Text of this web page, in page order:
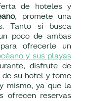
de hoteles y
, promete una
Tanto si busca
poco de ambas
ofrecerle un
y sus playas
disfrute de
su hotel y tome
mismo, ya que la
ofrecen reservas